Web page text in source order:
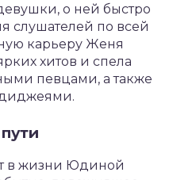
о ней быстро
слушателей по всей
карьеру Женя
хитов и спела
певцами, а также
в жизни Юдиной